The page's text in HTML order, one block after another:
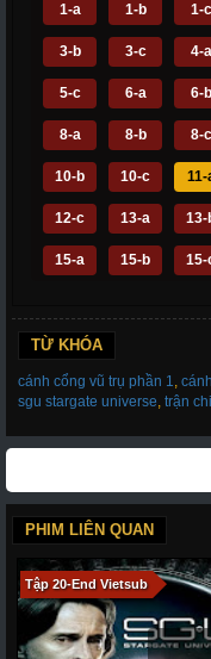
1-a 1-b 1-c
3-b 3-c 4-a
5-c 6-a 6-b
8-a 8-b 8-c
10-b 10-c 11-
12-c 13-a 13-
15-a 15-b 15-
19-c
TỪ KHÓA
cánh cổng vũ trụ phần 1,
sgu stargate universe, trận
PHIM LIÊN QUAN
Tập 20-End Vietsub